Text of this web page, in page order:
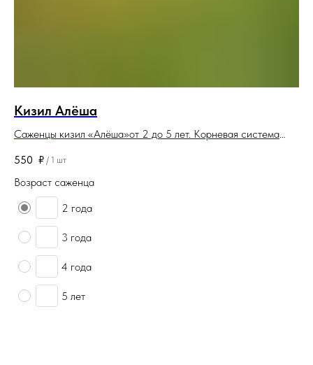
Кизил Алёша
Саженцы кизил «Алёша»от 2 до 5 лет. Корневая система
в комах.
550 ₽ / 1 шт
Возраст саженца
2 года
3 года
4 года
5 лет